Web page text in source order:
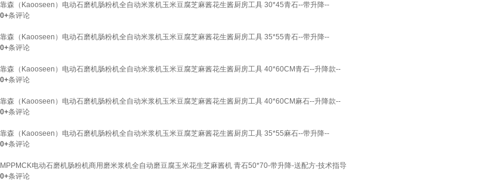
靠森（Kaooseen）电动石磨机肠粉机全自动米浆机玉米豆腐芝麻酱花生酱厨房工具 30*45青石--带升降--
0+条评论
靠森（Kaooseen）电动石磨机肠粉机全自动米浆机玉米豆腐芝麻酱花生酱厨房工具 35*55青石--带升降--
0+条评论
靠森（Kaooseen）电动石磨机肠粉机全自动米浆机玉米豆腐芝麻酱花生酱厨房工具 40*60CM青石--升降款--
0+条评论
靠森（Kaooseen）电动石磨机肠粉机全自动米浆机玉米豆腐芝麻酱花生酱厨房工具 40*60CM麻石--升降款--
0+条评论
靠森（Kaooseen）电动石磨机肠粉机全自动米浆机玉米豆腐芝麻酱花生酱厨房工具 35*55麻石--带升降--
0+条评论
MPPMCK电动石磨机肠粉机商用磨米浆机全自动磨豆腐玉米花生芝麻酱机 青石50*70-带升降-送配方-技术指导
0+条评论